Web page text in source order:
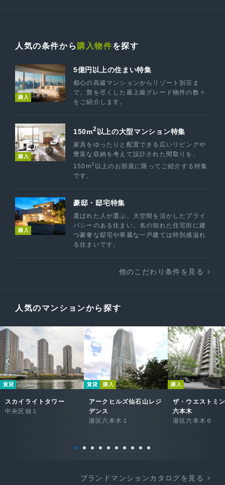
人気の条件から 購入物件を探す
購入
5億円以上の住まい特集
都心の高級マンションからリゾート別荘ま
で。贅を尽くした最上級グレード物件の数々
をご紹介します。
購入
150m2 以上の大型マンション特集
家具をゆったりと配置できる広いリビングや
豊富な収納を考えて設計された間取りを、
150m2 以上のお部屋に限ってご紹介する特集
です。
購入
豪邸・邸宅特集
選ばれた人が選ぶ、大空間を活かしたプライ
バシーのある住まい。名の知れた住宅街に建
つ豪奢な邸宅や華麗な一戸建ては特別感溢れ
る住まいです。
他のこだわり条件を見る
人気のマンションから探す
賃貸
スカイライトタワー
中央区佃１
賃貸 購入
アークヒルズ仙石山レジ
デンス
港区六本木１
購入
ザ・ウエストミ
六本木
港区六本木６
ブランドマンションカタログを見る